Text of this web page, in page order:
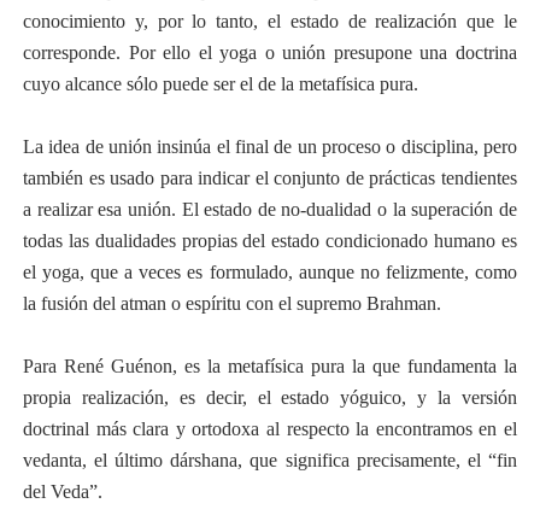
conocimiento y, por lo tanto, el estado de realización que le
corresponde. Por ello el yoga o unión presupone una doctrina
cuyo alcance sólo puede ser el de la metafísica pura.
La idea de unión insinúa el final de un proceso o disciplina, pero
también es usado para indicar el conjunto de prácticas tendientes
a realizar esa unión. El estado de no-dualidad o la superación de
todas las dualidades propias del estado condicionado humano es
el yoga, que a veces es formulado, aunque no felizmente, como
la fusión del atman o espíritu con el supremo Brahman.
Para René Guénon, es la metafísica pura la que fundamenta la
propia realización, es decir, el estado yóguico, y la versión
doctrinal más clara y ortodoxa al respecto la encontramos en el
vedanta, el último dárshana, que significa precisamente, el “fin
del Veda”.